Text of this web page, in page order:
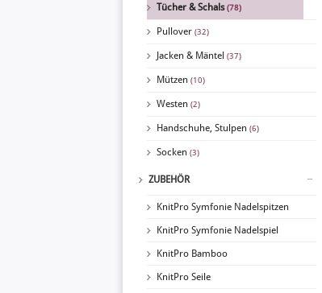
Tücher & Schals(78)
Pullover (32)
Jacken & Mäntel (37)
Mützen (10)
Westen (2)
Handschuhe, Stulpen (6)
Socken (3)
ZUBEHÖR
KnitPro Symfonie Nadelspitzen
KnitPro Symfonie Nadelspiel
KnitPro Bamboo
KnitPro Seile